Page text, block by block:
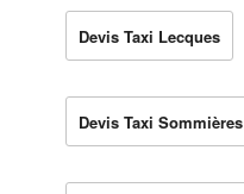
Devis Taxi Lecques
Devis Taxi Sommières